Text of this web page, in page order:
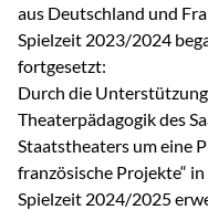
aus Deutschland und
Spielzeit 2023/2024
fortgesetzt:
Durch die
Theaterpädagogik des
Staatstheaters um eine
französische Projekte“
Spielzeit 2024/2025